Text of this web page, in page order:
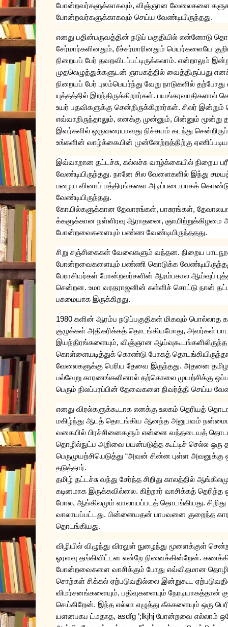
போன்றவர்களுக்காகவும், விஞ்ஞான வேலைகளை
போன்றவர்களுக்காகவும் செய்ய வேண்டியிருந்தது.
எனது பதின்பருவத்தின் நடுப் பகுதியில் என்னோடு
சேர்மார்களினதும், ரீச்சர்மாரினதும் பெயர்களையே
நிறையப் பேர் தவறவிடப்பட்டிருக்கலாம். என்றாலும்
முதலெழுத்துக்களுடன் ஞாபகத்தில் வைத்திருப்பது
நிறையப் பேர் புலம்பெயர்ந்து வேறு நாடுகளில் தற்போது
யுத்தத்தில் இறந்திருக்கிறார்கள். பயங்கரவாதிகளால்
உயர் பதவிகளுக்கு சென்றிருக்கிறார்கள். சிலர் இன்றும்
எவ்வாறிருந்தாலும், எனக்கு முன்னும், பின்னும் மூன்று
இவர்களில் ஒருவரையாவது நிச்சயம் கடந்து
உங்களின் வாழ்க்கையின் முன்னேற்றத்திற்கு
இவ்வாறான தட்டச்சு, கல்லச்சு வாழ்க்கையில் நிறைய
வேண்டியிருந்தது. நானே சில வேளைகளில் இந்து
பழைய வினாப் பத்திரங்களை அடிப்படையாகக்
வேண்டியிருந்தது.
கோயில்களுக்கான தேவாரங்கள், பாசுரங்கள்,
க்களுக்கான நள்ளிரவு ஆராதனை, ஞாயிற்றுக்கிழமை
போன்றவைகளையும் பண்ண வேண்டியிருந்ததது.
சிறு சஞ்சிகைகள் வேலைகளும் வந்தன. நிறைய
போன்றவைகளையும் பண்ணி கொடுக்க
பேராசியர்கள் போன்றவர்களின் ஆரம்பகால ஆய்வுப்
சென்றன. உமா வரதராஜனின் கள்ளிச் சொட்டு நான்
பசுமையாக இருக்கிறது.
1980 களின் ஆரம்ப நடுப்பகுதிகள் மிகவும் பொல்லாத
குழுக்கள் அதிகரிக்கத் தொடங்கியபோது, அவர்கள்
இயந்திரங்களையும், விஞ்ஞான ஆய்வுகூடங்களிலிருந்த
கொள்ளையடித்துக் கொண்டு போகத்
வேலைகளுக்கு பெரிய தேவை இருந்தது. அதனை
பல்வேறு காரணங்களினால் தற்கொலை முயற்சிக்கு
பெரும் நிலப்பரப்பின் தேவைகளை நிவர்த்தி செய்ய
எனது விரல்களுக்கூடாக எனக்கு உலகம் தெரியத்
மகிழ்ந்து ஆடத் தொடங்கிய ஆனந்த அனுபவம்
வகையில் பிரச்சினைகளும் என்னை வந்தடையத்
தொழில்நுட்ப அறிவை பயன்படுத்த கூட்டிச் செல்ல ஒரு
பெருமுயற்சியெடுத்து “அவன் சின்ன புள்ள அவனுக்கு
தடுத்தார்.
தமிழ் தட்டச்சு வந்து சேர்ந்த சிறிது காலத்தில்
கடினமாக இருக்கவில்லை. கிற்றார் வாசிக்கத் தெரிந்த
போல, ஆங்கிலமும் வாலாயப்படத் தொடங்கியது. சிறிது
வாலாயப்பட்டது. பின்னையதன் பாபவனை குறைந்த
தொடங்கியது.
விழியில் விழுந்து விரலுள் நுழைந்து மூளைக்குள்
ஓரளவு தங்கிவிட்டன என்றே நினைக்கின்றேன்.
போன்றவைகளை வாசிக்கும் போது எவ்விதமான
சொற்கள் சிக்கல் ஏற்படுவதில்லை இன்றுகூட
விமர்சனங்களையும், பதிவுகளையும் நேரடியாகத்தான்
செய்கிறேன். இந்த எல்லா எழுத்து கீககளையும் ஒரு
யளனபகப ட்மதாத, asdfg ‘;lkjhj போன்றவை எல்லாம்